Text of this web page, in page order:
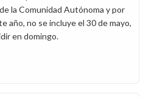
la Comunidad Autónoma y por
año, no se incluye el 30 de mayo,
en domingo.